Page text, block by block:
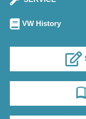
VW History